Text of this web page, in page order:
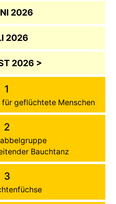
2026
2026
2026 >
1
für geflüchtete Menschen
2
Bauchtanz
3